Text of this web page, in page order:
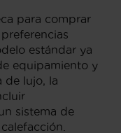
para comprar
estándar ya
equipamiento y
de lujo, la
sistema de